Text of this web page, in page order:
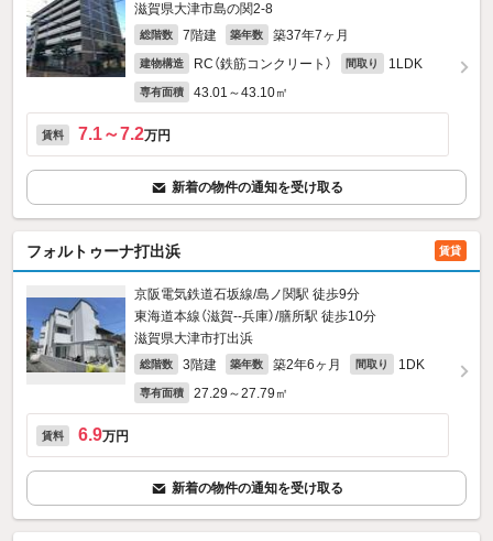
滋賀県大津市島の関2-8
総階数 7階建 築年数 築37年7ヶ月
建物構造 RC（鉄筋コンクリート） 間取り 1LDK
専有面積 43.01～43.10㎡
賃料 7.1～7.2万円
新着の物件の通知を受け取る
フォルトゥーナ打出浜 賃貸
京阪電気鉄道石坂線/島ノ関駅 徒歩9分
東海道本線（滋賀--兵庫）/膳所駅 徒歩10分
滋賀県大津市打出浜
総階数 3階建 築年数 築2年6ヶ月 間取り 1DK
専有面積 27.29～27.79㎡
賃料 6.9万円
新着の物件の通知を受け取る